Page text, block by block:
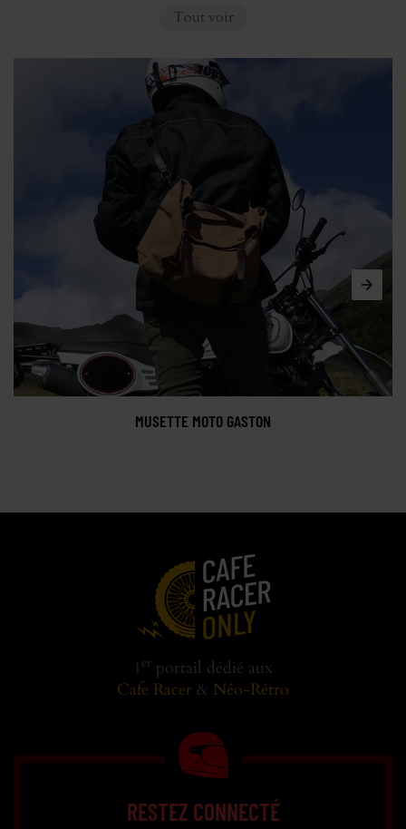
Tout voir
MUSETTE MOTO GASTON
1 er portail dédié aux
Cafe Racer & Néo-Rétro
RESTEZ CONNECTÉ